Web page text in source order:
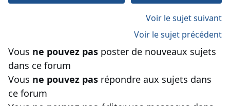
Voir le sujet suivant
Voir le sujet précédent
Vous ne pouvez pas poster de nouveaux sujets
dans ce forum
Vous ne pouvez pas répondre aux sujets dans
ce forum